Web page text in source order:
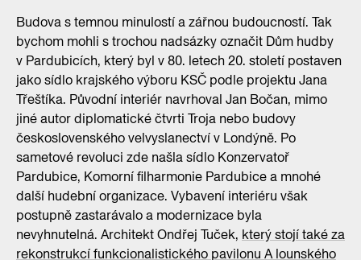
Budova s temnou minulostí a zářnou budoucností. Tak
bychom mohli s trochou nadsázky označit Dům hudby
v Pardubicích, který byl v 80. letech 20. století postaven
jako sídlo krajského výboru KSČ podle projektu Jana
Třeštíka. Původní interiér navrhoval Jan Bočan, mimo
jiné autor diplomatické čtvrti Troja nebo budovy
československého velvyslanectví v Londýně. Po
sametové revoluci zde našla sídlo Konzervatoř
Pardubice, Komorní filharmonie Pardubice a mnohé
další hudební organizace. Vybavení interiéru však
postupně zastarávalo a modernizace byla
nevyhnutelná. Architekt Ondřej Tuček, který stojí také za
rekonstrukcí funkcionalistického pavilonu A lounského